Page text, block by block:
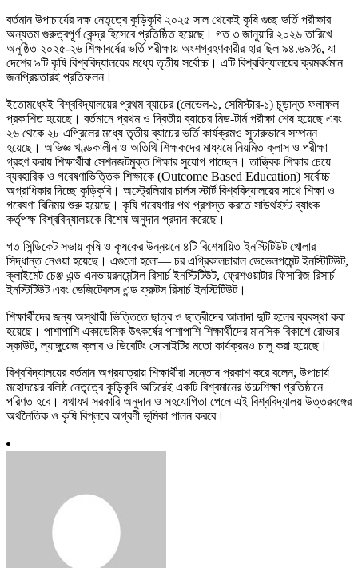
বর্তমান উপাচার্যের দক্ষ নেতৃত্বে কুড়িকৃবি ২০২৫ সাল থেকেই কৃষি গুচ্ছ ভর্তি পরীক্ষার
অন্যতম গুরুত্বপূর্ণ কেন্দ্র হিসেবে প্রতিষ্ঠিত হয়েছে। গত ৩ জানুয়ারি ২০২৬ তারিখে
অনুষ্ঠিত ২০২৫-২৬ শিক্ষাবর্ষের ভর্তি পরীক্ষায় অংশগ্রহণকারীর হার ছিল ৯৪.৬৯%, যা
দেশের ৯টি কৃষি বিশ্ববিদ্যালয়ের মধ্যে তৃতীয় সর্বোচ্চ। এটি বিশ্ববিদ্যালয়ের ক্রমবর্ধমান
জনপ্রিয়তারই প্রতিফলন।
ইতোমধ্যেই বিশ্ববিদ্যালয়ের প্রথম ব্যাচের (লেভেল-১, সেমিস্টার-১) চূড়ান্ত ফলাফল
প্রকাশিত হয়েছে। বর্তমানে প্রথম ও দ্বিতীয় ব্যাচের মিড-টার্ম পরীক্ষা শেষ হয়েছে এবং
২৬ থেকে ২৮ এপ্রিলের মধ্যে তৃতীয় ব্যাচের ভর্তি কার্যক্রমও সুচারুভাবে সম্পন্ন
হয়েছে। অভিজ্ঞ খণ্ডকালীন ও অতিথি শিক্ষকদের মাধ্যমে নিয়মিত ক্লাস ও পরীক্ষা
গ্রহণ করায় শিক্ষার্থীরা সেশনজটমুক্ত শিক্ষার সুযোগ পাচ্ছেন। তাত্ত্বিক শিক্ষার চেয়ে
ব্যবহারিক ও গবেষণাভিত্তিক শিক্ষাকে (Outcome Based Education) সর্বোচ্চ
অগ্রাধিকার দিচ্ছে কুড়িকৃবি। অস্ট্রেলিয়ার চার্লস স্টার্ট বিশ্ববিদ্যালয়ের সাথে শিক্ষা ও
গবেষণা বিনিময় শুরু হয়েছে। কৃষি গবেষণার পথ প্রশস্ত করতে সাউথইস্ট ব্যাংক
কর্তৃপক্ষ বিশ্ববিদ্যালয়কে বিশেষ অনুদান প্রদান করেছে।
গত সিন্ডিকেট সভায় কৃষি ও কৃষকের উন্নয়নে ৪টি বিশেষায়িত ইনস্টিটিউট খোলার
সিদ্ধান্ত নেওয়া হয়েছে। এগুলো হলো— চর এগ্রিকালচারাল ডেভেলপমেন্ট ইনস্টিটিউট,
ক্লাইমেট চেঞ্জ এন্ড এনভায়রনমেন্টাল রিসার্চ ইনস্টিটিউট, ফ্রেশওয়াটার ফিসারিজ রিসার্চ
ইনস্টিটিউট এবং ভেজিটেবলস এন্ড ফ্রুটস রিসার্চ ইনস্টিটিউট।
শিক্ষার্থীদের জন্য অস্থায়ী ভিত্তিতে ছাত্র ও ছাত্রীদের আলাদা দুটি হলের ব্যবস্থা করা
হয়েছে। পাশাপাশি একাডেমিক উৎকর্ষের পাশাপাশি শিক্ষার্থীদের মানসিক বিকাশে রোভার
স্কাউট, ল্যাঙ্গুয়েজ ক্লাব ও ডিবেটিং সোসাইটির মতো কার্যক্রমও চালু করা হয়েছে।
বিশ্ববিদ্যালয়ের বর্তমান অগ্রযাত্রায় শিক্ষার্থীরা সন্তোষ প্রকাশ করে বলেন, উপাচার্য
মহোদয়ের বলিষ্ঠ নেতৃত্বে কুড়িকৃবি অচিরেই একটি বিশ্বমানের উচ্চশিক্ষা প্রতিষ্ঠানে
পরিণত হবে। যথাযথ সরকারি অনুদান ও সহযোগিতা পেলে এই বিশ্ববিদ্যালয় উত্তরবঙ্গের
অর্থনৈতিক ও কৃষি বিপ্লবে অগ্রণী ভূমিকা পালন করবে।